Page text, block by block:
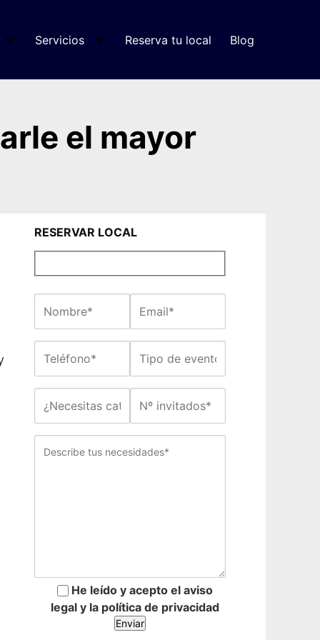
Servicios Reserva tu local Blog
el mayor
RESERVAR LOCAL
He leído y acepto el aviso
legal y la política de privacidad